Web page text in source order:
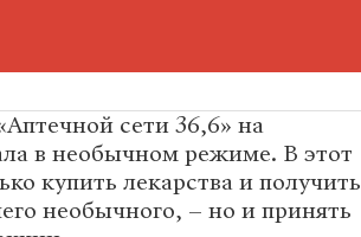
сети 36,6» на
в необычном режиме. В этот
купить лекарства и получить
необычного, – но и принять